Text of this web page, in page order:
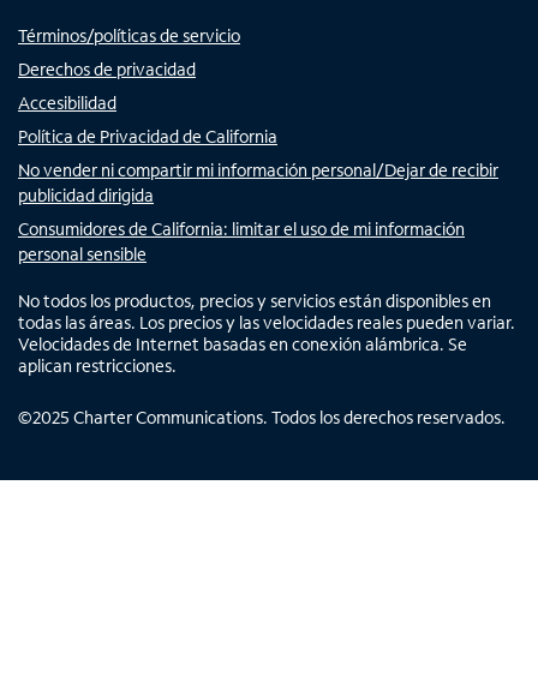
Términos/políticas de servicio
Derechos de privacidad
Accesibilidad
Política de Privacidad de California
No vender ni compartir mi información personal/Dejar de recibir
publicidad dirigida
Consumidores de California: limitar el uso de mi información
personal sensible
No todos los productos, precios y servicios están disponibles en
todas las áreas. Los precios y las velocidades reales pueden variar.
Velocidades de Internet basadas en conexión alámbrica. Se
aplican restricciones.
©2025 Charter Communications. Todos los derechos reservados.